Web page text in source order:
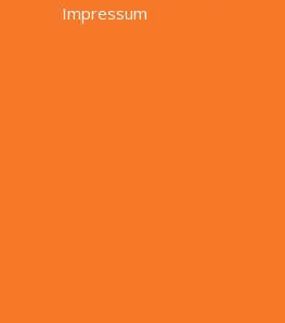
Impressum